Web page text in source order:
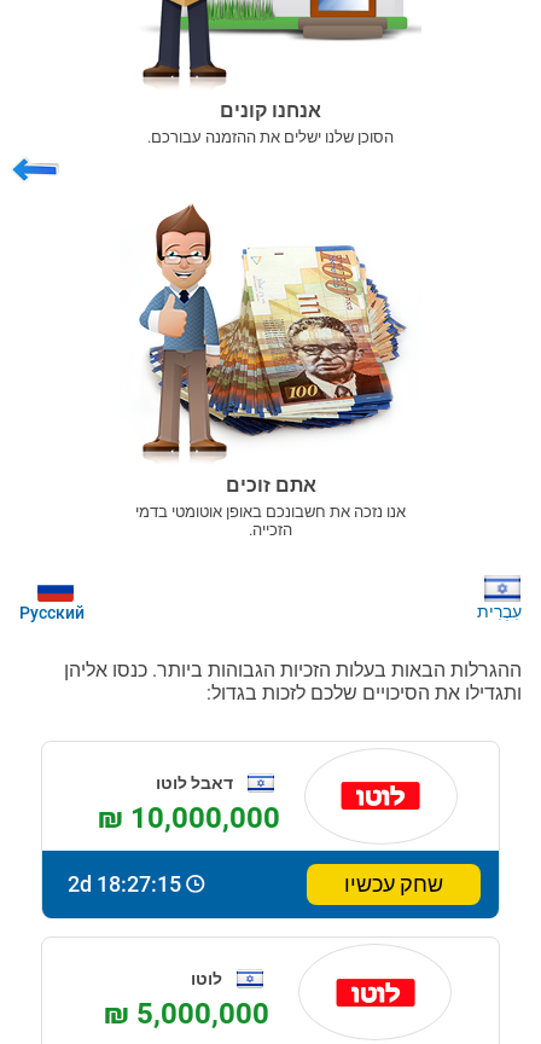
אנחנו קונים
הסוכן שלנו ישלים את ההזמנה עבורכם.
אתם זוכים
אנו נזכה את חשבונכם באופן אוטומטי בדמי
הזכייה.
עִבְרִית Русский
ההגרלות הבאות בעלות הזכיות הגבוהות ביותר. כנסו אליהן
ותגדילו את הסיכויים שלכם לזכות בגדול:
דאבל לוטו
₪ 10,000,000
שחק עכשיו 2d 18:27:14
לוטו
₪ 5,000,000